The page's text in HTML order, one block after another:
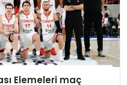
Elemeleri maç